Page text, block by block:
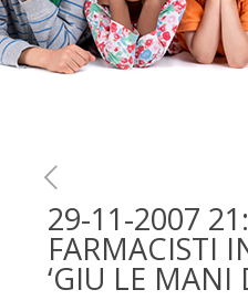
29-11-2007
FARMACISTI
‘GIU LE MANI